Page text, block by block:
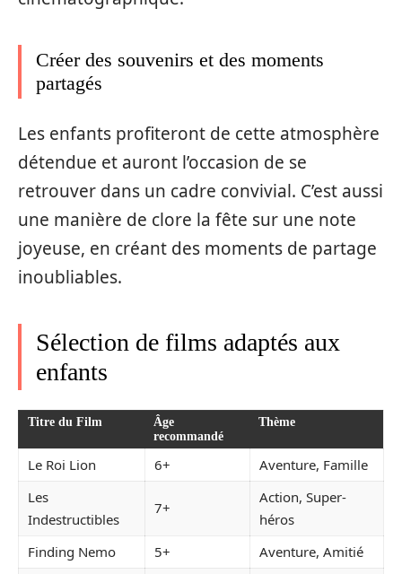
Créer des souvenirs et des moments
partagés
Les enfants profiteront de cette atmosphère
détendue et auront l’occasion de se
retrouver dans un cadre convivial. C’est aussi
une manière de clore la fête sur une note
joyeuse, en créant des moments de partage
inoubliables.
Sélection de films adaptés aux
enfants
Titre du Film
Âge
recommandé
Thème
Le Roi Lion 6+
Aventure, Famille
Les
Indestructibles
7+
Action, Super-
héros
Finding Nemo
5+ Aventure, Amitié